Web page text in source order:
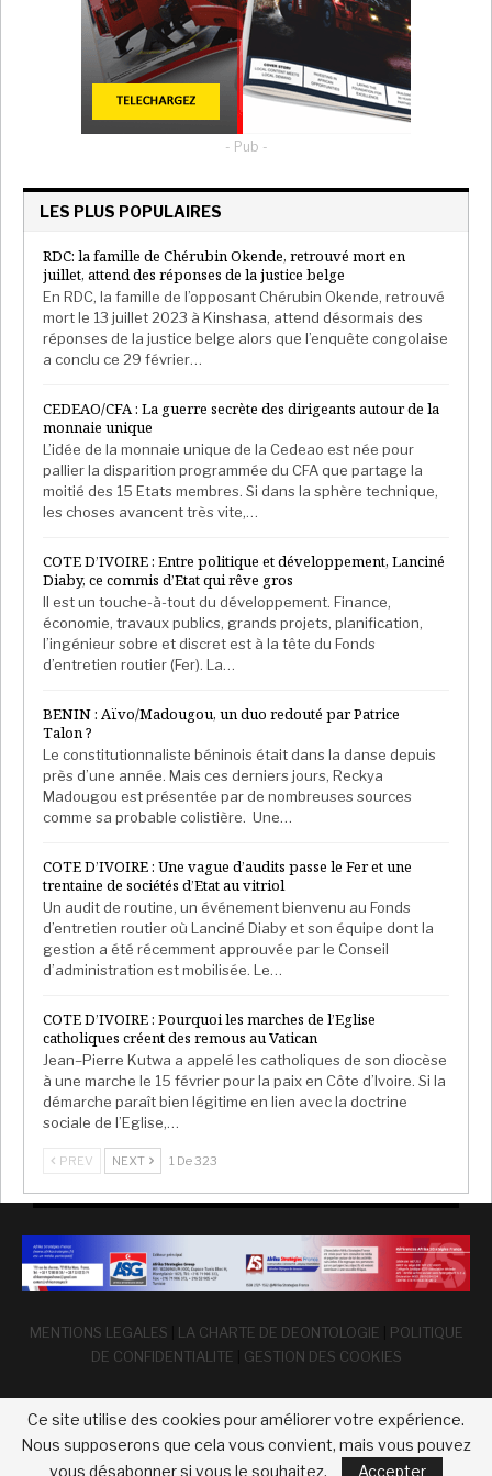
rappelé que «Ouattara fait son premier mandat de la
troisième République» et peut donc se représenter
en 2025 « s’il le souhaite« . Il n’a pas évité de rappeler
combien «Gbagbo et Bédié sont fatigués« , s’en
prenant habillement à leur physique et leur
Ouattara plus en forme que jamais
L’Afrique fait face à une récurrence de coups
d’état
Ces dernières années, l’Afrique fait face à une
récurrence de putschs militaires. Après le Mali, il y a
17 mois, c’est la Guinée qui a suivi et depuis quelques
semaines, le Burkina Faso. Une situation contre
ivoirien n’entend pas laisser une telle situation
perdurer. Les chefs d’état de la sous-région
craignent une généralisation et ont assené à
Bamako, récemment, une série de sanctions. La
sortie du ministre Touré vise aussi à blâmer une telle
s’est permis, alors que l’Afrique toute entière les
dénonce, de justifier les coups d’état. Et si c’est
l’objectif, il a été largement atteint. Mamadou Touré
s’en est bien sorti et a tenu face à des centaines
d’ivoiriens, un discours plutôt convaincant et surtout,
qui ne va pas tout de même calmer la situation fort
tendue dans les deux camps, la majorité et
l’opposition.
Afrika Stratégies France
- Pub -
LES PLUS POPULAIRES
RDC: la famille de Chérubin Okende, retrouvé mort en
juillet, attend des réponses de la justice belge
En RDC, la famille de l’opposant Chérubin Okende, retrouvé
mort le 13 juillet 2023 à Kinshasa, attend désormais des
réponses de la justice belge alors que l’enquête congolaise
a conclu ce 29 février…
CEDEAO/CFA : La guerre secrète des dirigeants autour de la
monnaie unique
L’idée de la monnaie unique de la Cedeao est née pour
pallier la disparition programmée du CFA que partage la
moitié des 15 Etats membres. Si dans la sphère technique,
les choses avancent très vite,…
COTE D’IVOIRE : Entre politique et développement, Lanciné
Diaby, ce commis d’Etat qui rêve gros
Il est un touche-à-tout du développement. Finance,
économie, travaux publics, grands projets, planification,
l’ingénieur sobre et discret est à la tête du Fonds
d’entretien routier (Fer). La…
BENIN : Aïvo/Madougou, un duo redouté par Patrice
Talon ?
Le constitutionnaliste béninois était dans la danse depuis
près d’une année. Mais ces derniers jours, Reckya
Madougou est présentée par de nombreuses sources
comme sa probable colistière. Une…
COTE D’IVOIRE : Une vague d’audits passe le Fer et une
trentaine de sociétés d’Etat au vitriol
Un audit de routine, un événement bienvenu au Fonds
d’entretien routier où Lanciné Diaby et son équipe dont la
gestion a été récemment approuvée par le Conseil
d’administration est mobilisée. Le…
COTE D’IVOIRE : Pourquoi les marches de l’Eglise
catholiques créent des remous au Vatican
Jean–Pierre Kutwa a appelé les catholiques de son diocèse
à une marche le 15 février pour la paix en Côte d’Ivoire. Si la
démarche paraît bien légitime en lien avec la doctrine
sociale de l’Eglise,…
PREV NEXT 1 De 323
MENTIONS LEGALES LA CHARTE DE DEONTOLOGIE
POLITIQUE
DE CONFIDENTIALITE
GESTION DES COOKIES
Ce site utilise des cookies pour améliorer votre expérience.
Nous supposerons que cela vous convient, mais vous pouvez
vous désabonner si vous le souhaitez.
Accepter